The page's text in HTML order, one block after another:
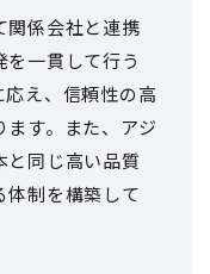
関係会社と連携
を一貫して行う
え、信頼性の高
す。
また、アジ
と同じ高い品質
体制を構築して